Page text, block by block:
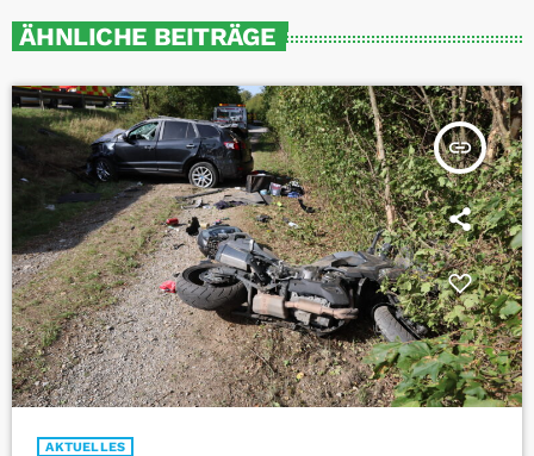
ÄHNLICHE BEITRÄGE
insert_link
AKTUELLES